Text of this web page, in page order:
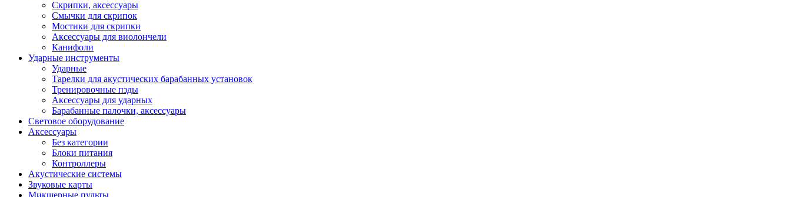
Скрипки, аксессуары
Смычки для скрипок
Мостики для скрипки
Аксессуары для виолончели
Канифоли
Ударные инструменты
Ударные
Тарелки для акустических барабанных установок
Тренировочные пэды
Аксессуары для ударных
Барабанные палочки, аксессуары
Световое оборудование
Аксессуары
Без категории
Блоки питания
Контроллеры
Акустические системы
Звуковые карты
Микшерные пульты